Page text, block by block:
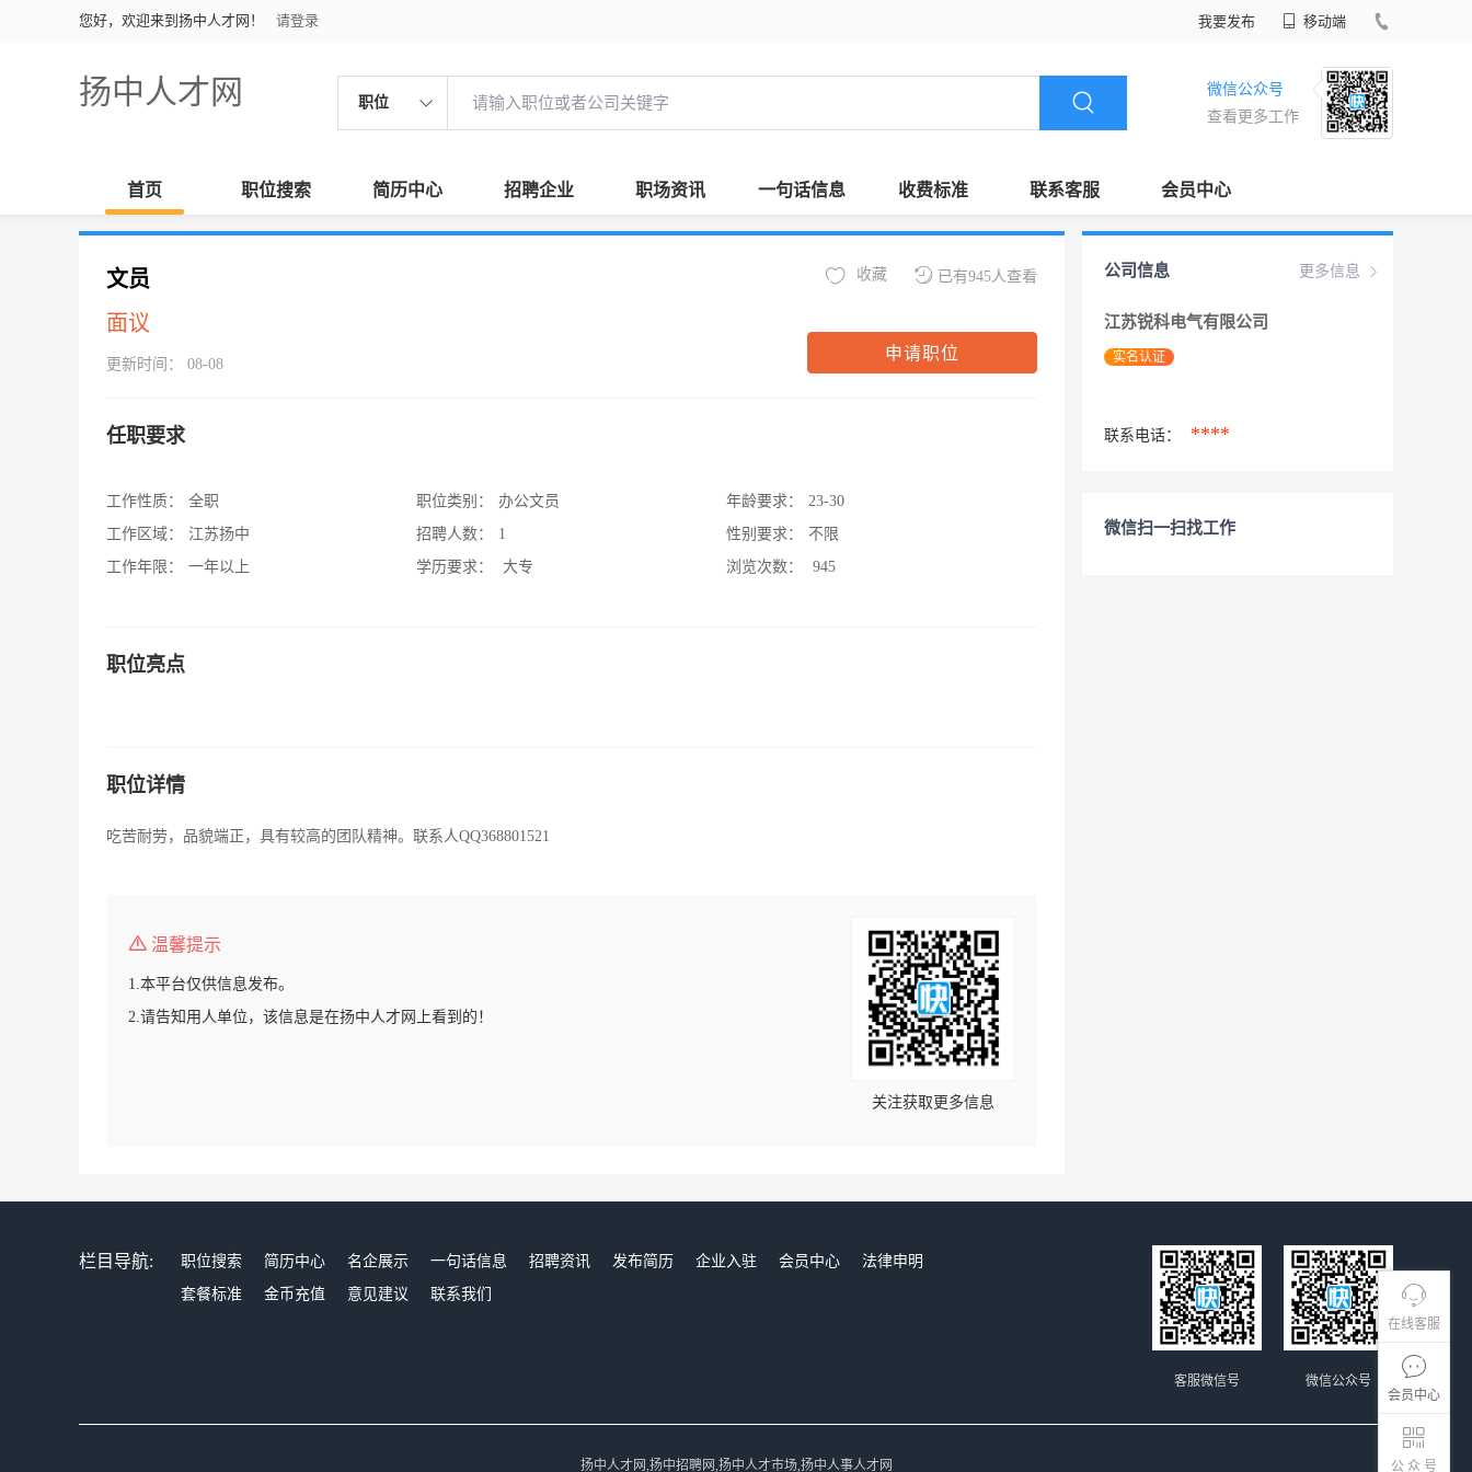
您好，欢迎来到扬中人才网！ 请登录 我要发布 移动端
扬中人才网 职位
微信公众号
查看更多工作
首页 职位搜索 简历中心 招聘企业 职场资讯 一句话信息 收费标准 联系客服 会员中心
在线客服
会员中心
公 众 号
文员
面议
更新时间： 08-08
已有945人查看
收藏
申请职位
任职要求
工作性质：
全职
工作区域：
江苏扬中
工作年限：
一年以上
职位类别：
办公文员
招聘人数：
1
学历要求：
大专
年龄要求：
23-30
性别要求：
不限
浏览次数：
945
职位亮点
职位详情
吃苦耐劳，品貌端正，具有较高的团队精神。联系人QQ368801521
温馨提示
1.本平台仅供信息发布。
2.请告知用人单位，该信息是在扬中人才网上看到的！
关注获取更多信息
更多信息
公司信息
江苏锐科电气有限公司
实名认证
联系电话： ****
微信扫一扫找工作
栏目导航: 职位搜索 简历中心 名企展示 一句话信息 招聘资讯 发布简历 企业入驻 会员中心
法律申明
套餐标准
金币充值 意见建议 联系我们
微信公众号
客服微信号
扬中人才网,扬中招聘网,扬中人才市场,扬中人事人才网